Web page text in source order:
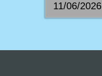
11/06/2026